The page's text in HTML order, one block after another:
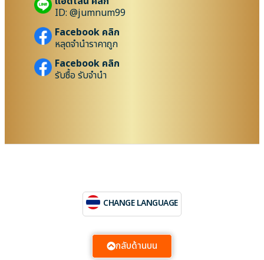
ID: @jumnum99
Facebook คลิก
หลุดจำนำราคาถูก
Facebook คลิก
รับซื้อ รับจำนำ
CHANGE LANGUAGE
กลับด้านบน